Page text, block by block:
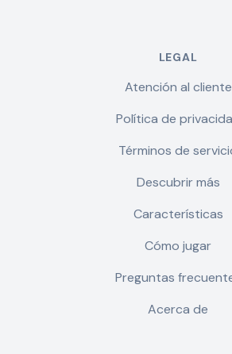
LEGAL
Atención al cliente
Política de
Términos de
Descubrir más
Características
Cómo jugar
Preguntas
Acerca de